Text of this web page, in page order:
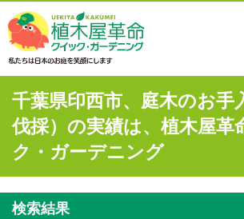
千葉県印西市、庭木のお手
伐採）の実績は、植木屋革
ク・ガーデニング
検索結果